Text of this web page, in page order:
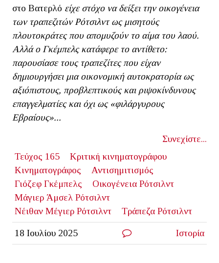
στο Βατερλό είχε στόχο να δείξει την οικογένεια
των τραπεζιτών Ρότσιλντ ως μισητούς
πλουτοκράτες που απομυζούν το αίμα του λαού.
Αλλά ο Γκέμπελς κατάφερε το αντίθετο:
παρουσίασε τους τραπεζίτες που είχαν
δημιουργήσει μια οικονομική αυτοκρατορία ως
αξιόπιστους, προβλεπτικούς και ριψοκίνδυνους
επαγγελματίες και όχι ως «φιλάργυρους
Εβραίους»...
Συνεχίστε...
Τεύχος 165
Κριτική κινηματογράφου
Κινηματογράφος
Αντισημιτισμός
Γιόζεφ Γκέμπελς
Οικογένεια Ρότσιλντ
Μάγιερ Άμσελ Ρότσιλντ
Νέιθαν Μέγιερ Ρότσιλντ
Τράπεζα Ρότσιλντ
18 Ιουλίου 2025 Ιστορία